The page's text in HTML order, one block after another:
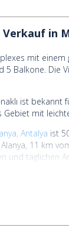
in
mit
5 Balkone. Die
ist
Gebiet mit
Antalya ist
11 km
und täglichen